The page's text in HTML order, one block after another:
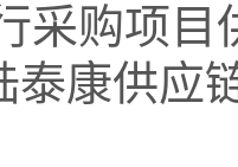
采购项目
泰康供应